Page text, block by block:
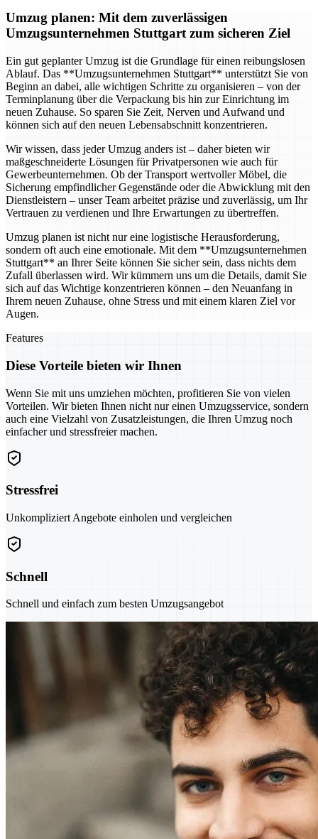
Umzug planen: Mit dem zuverlässigen
Umzugsunternehmen Stuttgart zum sicheren Ziel
Ein gut geplanter Umzug ist die Grundlage für einen reibungslosen
Ablauf. Das **Umzugsunternehmen Stuttgart** unterstützt Sie von
Beginn an dabei, alle wichtigen Schritte zu organisieren – von der
Terminplanung über die Verpackung bis hin zur Einrichtung im
neuen Zuhause. So sparen Sie Zeit, Nerven und Aufwand und
können sich auf den neuen Lebensabschnitt konzentrieren.
Wir wissen, dass jeder Umzug anders ist – daher bieten wir
maßgeschneiderte Lösungen für Privatpersonen wie auch für
Gewerbeunternehmen. Ob der Transport wertvoller Möbel, die
Sicherung empfindlicher Gegenstände oder die Abwicklung mit den
Dienstleistern – unser Team arbeitet präzise und zuverlässig, um Ihr
Vertrauen zu verdienen und Ihre Erwartungen zu übertreffen.
Umzug planen ist nicht nur eine logistische Herausforderung,
sondern oft auch eine emotionale. Mit dem **Umzugsunternehmen
Stuttgart** an Ihrer Seite können Sie sicher sein, dass nichts dem
Zufall überlassen wird. Wir kümmern uns um die Details, damit Sie
sich auf das Wichtige konzentrieren können – den Neuanfang in
Ihrem neuen Zuhause, ohne Stress und mit einem klaren Ziel vor
Augen.
Features
Diese Vorteile bieten wir Ihnen
Wenn Sie mit uns umziehen möchten, profitieren Sie von vielen
Vorteilen. Wir bieten Ihnen nicht nur einen Umzugsservice, sondern
auch eine Vielzahl von Zusatzleistungen, die Ihren Umzug noch
einfacher und stressfreier machen.
Stressfrei
Unkompliziert Angebote einholen und vergleichen
Schnell
Schnell und einfach zum besten Umzugsangebot